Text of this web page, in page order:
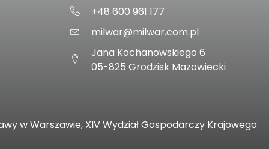
+48 600 961 177
milwar@milwar.com.pl
Jana Kochanowskiego 6
05-825 Grodzisk Mazowiecki
w Warszawie, XIV Wydział Gospodarczy Krajowego